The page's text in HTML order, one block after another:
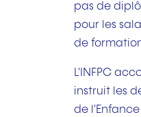
pas de
pour les
de
L'INFPC
instruit les
de